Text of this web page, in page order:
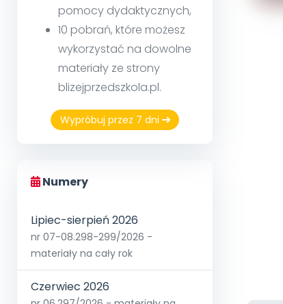
pomocy dydaktycznych,
10 pobrań, które możesz
wykorzystać na dowolne
materiały ze strony
blizejprzedszkola.pl.
Wypróbuj przez 7 dni
Numery
Lipiec-sierpień 2026
nr 07-08.298-299/2026 -
materiały na cały rok
Czerwiec 2026